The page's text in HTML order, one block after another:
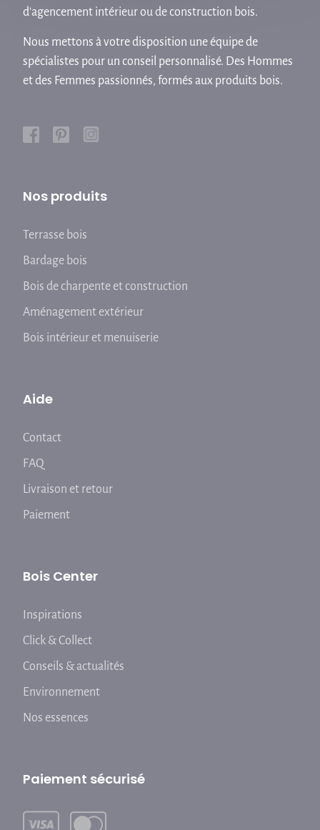
d'agencement intérieur ou de construction bois.
Nous mettons à votre disposition une équipe de
spécialistes pour un conseil personnalisé. Des Hommes
et des Femmes passionnés, formés aux produits bois.
Nos produits
Terrasse bois
Bardage bois
Bois de charpente et construction
Aménagement extérieur
Bois intérieur et menuiserie
Aide
Contact
FAQ
Livraison et retour
Paiement
Bois Center
Inspirations
Click & Collect
Conseils & actualités
Environnement
Nos essences
Paiement sécurisé